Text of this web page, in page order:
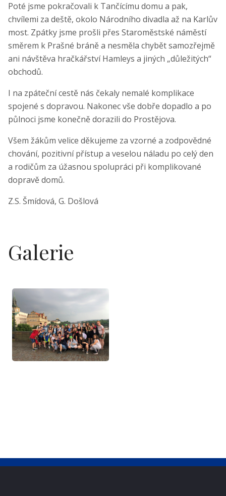
Poté jsme pokračovali k Tančícímu domu a pak,
chvílemi za deště, okolo Národního divadla až na Karlův
most. Zpátky jsme prošli přes Staroměstské náměstí
směrem k Prašné bráně a nesměla chybět samozřejmě
ani návštěva hračkářství Hamleys a jiných „důležitých“
obchodů.
I na zpáteční cestě nás čekaly nemalé komplikace
spojené s dopravou. Nakonec vše dobře dopadlo a po
půlnoci jsme konečně dorazili do Prostějova.
Všem žákům velice děkujeme za vzorné a zodpovědné
chování, pozitivní přístup a veselou náladu po celý den
a rodičům za úžasnou spolupráci při komplikované
dopravě domů.
Z.S. Šmídová, G. Došlová
Galerie